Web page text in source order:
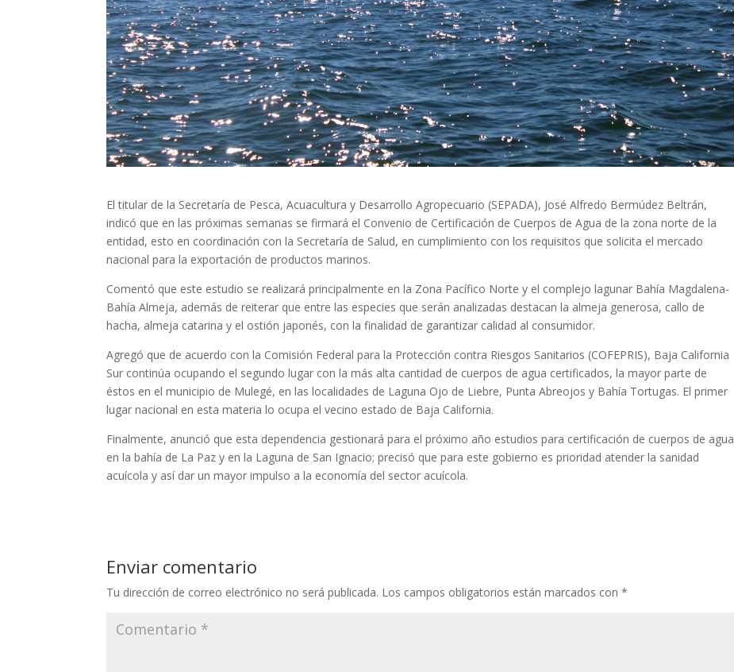
El titular de la Secretaría de Pesca, Acuacultura y Desarrollo Agropecuario (SEPADA), José Alfredo Bermúdez Beltrán,
indicó que en las próximas semanas se firmará el Convenio de Certificación de Cuerpos de Agua de la zona norte de la
entidad, esto en coordinación con la Secretaría de Salud, en cumplimiento con los requisitos que solicita el mercado
nacional para la exportación de productos marinos.
Comentó que este estudio se realizará principalmente en la Zona Pacífico Norte y el complejo lagunar Bahía Magdalena-
Bahía Almeja, además de reiterar que entre las especies que serán analizadas destacan la almeja generosa, callo de
hacha, almeja catarina y el ostión japonés, con la finalidad de garantizar calidad al consumidor.
Agregó que de acuerdo con la Comisión Federal para la Protección contra Riesgos Sanitarios (COFEPRIS), Baja California
Sur continúa ocupando el segundo lugar con la más alta cantidad de cuerpos de agua certificados, la mayor parte de
éstos en el municipio de Mulegé, en las localidades de Laguna Ojo de Liebre, Punta Abreojos y Bahía Tortugas. El primer
lugar nacional en esta materia lo ocupa el vecino estado de Baja California.
Finalmente, anunció que esta dependencia gestionará para el próximo año estudios para certificación de cuerpos de agua
en la bahía de La Paz y en la Laguna de San Ignacio; precisó que para este gobierno es prioridad atender la sanidad
acuícola y así dar un mayor impulso a la economía del sector acuícola.
Enviar comentario
Tu dirección de correo electrónico no será publicada. Los campos obligatorios están marcados con*